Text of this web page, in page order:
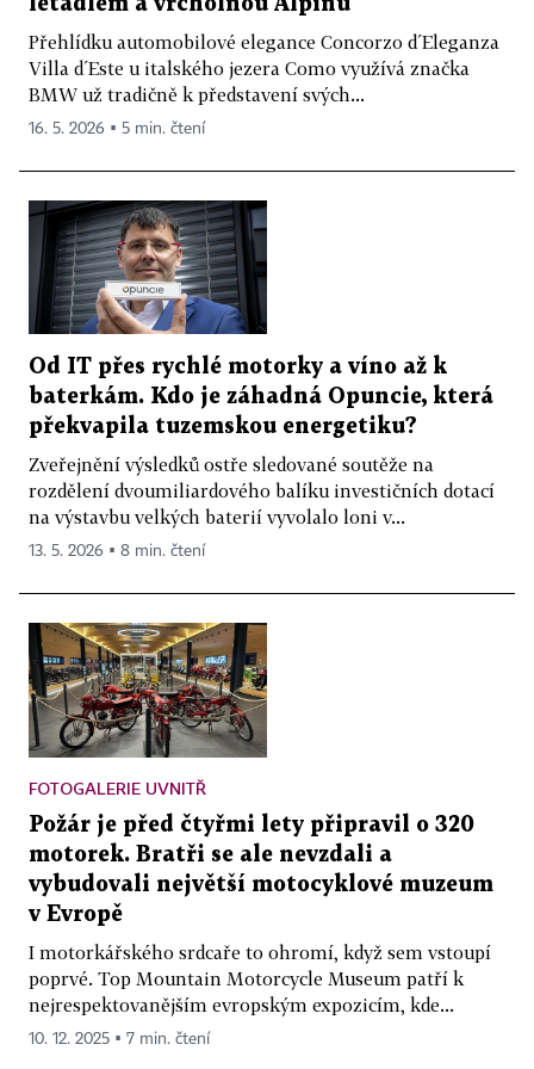
Přehlídku automobilové elegance Concorzo d´Eleganza
Villa d´Este u italského jezera Como využívá značka
BMW už tradičně k představení svých...
16. 5. 2026 ▪ 5 min. čtení
Od IT přes rychlé motorky a víno až k
baterkám. Kdo je záhadná Opuncie, která
překvapila tuzemskou energetiku?
Zveřejnění výsledků ostře sledované soutěže na
rozdělení dvoumiliardového balíku investičních dotací
na výstavbu velkých baterií vyvolalo loni v...
13. 5. 2026 ▪ 8 min. čtení
FOTOGALERIE UVNITŘ
Požár je před čtyřmi lety připravil o 320
motorek. Bratři se ale nevzdali a
vybudovali největší motocyklové muzeum
v Evropě
I motorkářského srdcaře to ohromí, když sem vstoupí
poprvé. Top Mountain Motorcycle Museum patří k
nejrespektovanějším evropským expozicím, kde...
10. 12. 2025 ▪ 7 min. čtení